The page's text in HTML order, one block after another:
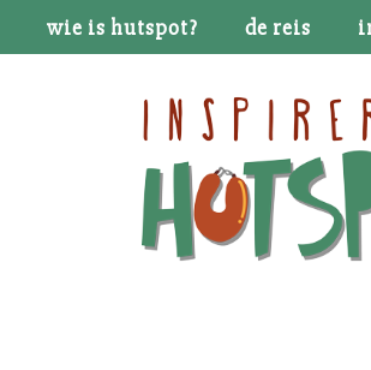
wie is hutspot? de reis